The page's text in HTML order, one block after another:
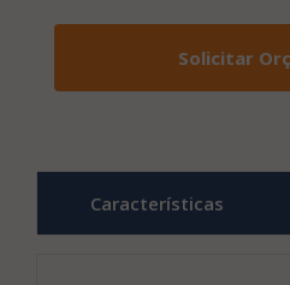
Solicitar
Características